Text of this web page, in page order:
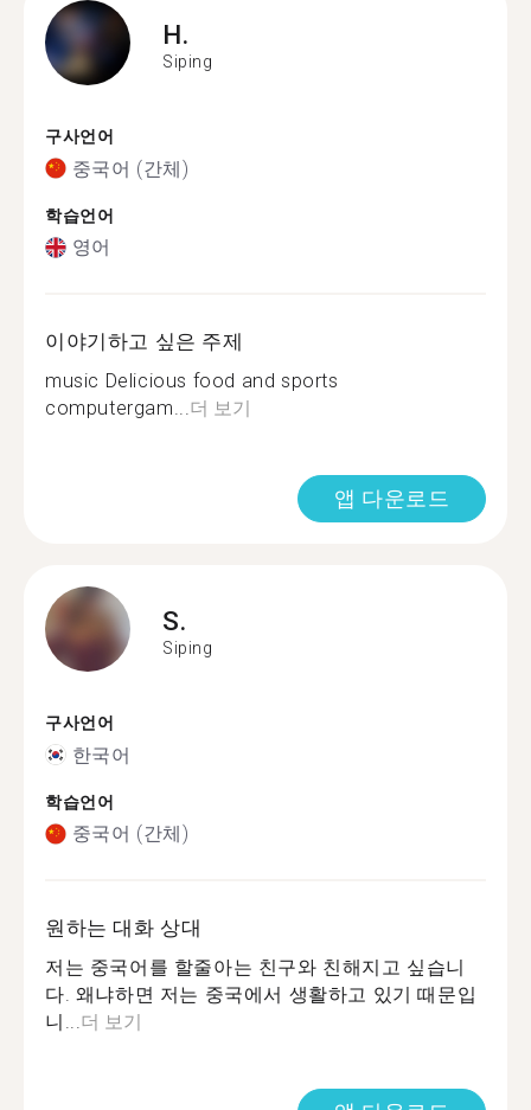
H.
Siping
구사언어
중국어 (간체)
학습언어
영어
이야기하고 싶은 주제
music Delicious food and sports
computergam...더 보기
앱 다운로드
S.
Siping
구사언어
한국어
학습언어
중국어 (간체)
원하는 대화 상대
저는 중국어를 할줄아는 친구와 친해지고 싶습니
다. 왜냐하면 저는 중국에서 생활하고 있기 때문입
니...더 보기